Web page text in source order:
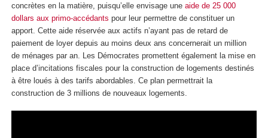
concrètes en la matière, puisqu’elle envisage une aide de 25 000
dollars aux primo-accédants pour leur permettre de constituer un
apport. Cette aide réservée aux actifs n’ayant pas de retard de
paiement de loyer depuis au moins deux ans concernerait un million
de ménages par an. Les Démocrates promettent également la mise en
place d’incitations fiscales pour la construction de logements destinés
à être loués à des tarifs abordables. Ce plan permettrait la
construction de 3 millions de nouveaux logements.